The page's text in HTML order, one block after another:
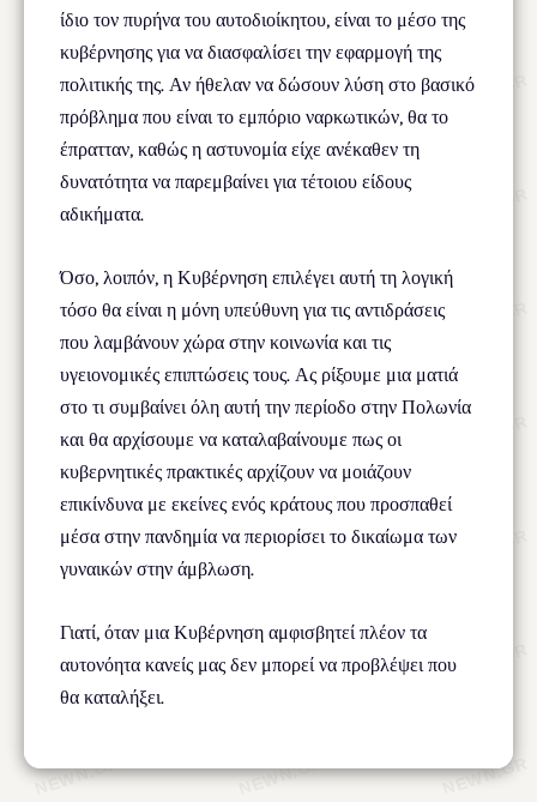
ίδιο τον πυρήνα του αυτοδιοίκητου, είναι το μέσο της
κυβέρνησης για να διασφαλίσει την εφαρμογή της
πολιτικής της. Αν ήθελαν να δώσουν λύση στο βασικό
πρόβλημα που είναι το εμπόριο ναρκωτικών, θα το
έπρατταν, καθώς η αστυνομία είχε ανέκαθεν τη
δυνατότητα να παρεμβαίνει για τέτοιου είδους
αδικήματα.
Όσο, λοιπόν, η Κυβέρνηση επιλέγει αυτή τη λογική
τόσο θα είναι η μόνη υπεύθυνη για τις αντιδράσεις
που λαμβάνουν χώρα στην κοινωνία και τις
υγειονομικές επιπτώσεις τους. Ας ρίξουμε μια ματιά
στο τι συμβαίνει όλη αυτή την περίοδο στην Πολωνία
και θα αρχίσουμε να καταλαβαίνουμε πως οι
κυβερνητικές πρακτικές αρχίζουν να μοιάζουν
επικίνδυνα με εκείνες ενός κράτους που προσπαθεί
μέσα στην πανδημία να περιορίσει το δικαίωμα των
γυναικών στην άμβλωση.
Γιατί, όταν μια Κυβέρνηση αμφισβητεί πλέον τα
αυτονόητα κανείς μας δεν μπορεί να προβλέψει που
θα καταλήξει.